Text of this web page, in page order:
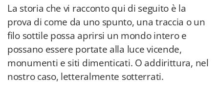
La storia che vi racconto qui di seguito è la
prova di come da uno spunto, una traccia o un
filo sottile possa aprirsi un mondo intero e
possano essere portate alla luce vicende,
monumenti e siti dimenticati. O addirittura, nel
nostro caso, letteralmente sotterrati.